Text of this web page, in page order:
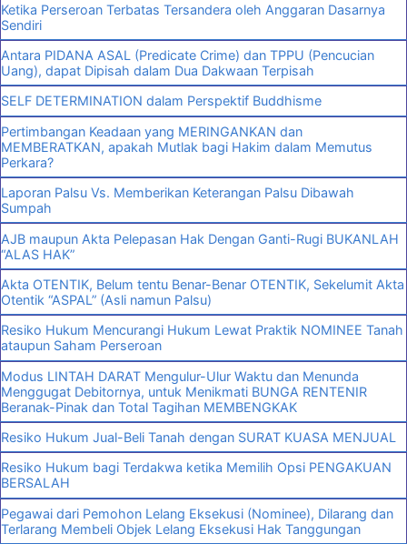
Ketika Perseroan Terbatas Tersandera oleh Anggaran Dasarnya
Sendiri
Antara PIDANA ASAL (Predicate Crime) dan TPPU (Pencucian
Uang), dapat Dipisah dalam Dua Dakwaan Terpisah
SELF DETERMINATION dalam Perspektif Buddhisme
Pertimbangan Keadaan yang MERINGANKAN dan
MEMBERATKAN, apakah Mutlak bagi Hakim dalam Memutus
Perkara?
Laporan Palsu Vs. Memberikan Keterangan Palsu Dibawah
Sumpah
AJB maupun Akta Pelepasan Hak Dengan Ganti-Rugi BUKANLAH
“ALAS HAK”
Akta OTENTIK, Belum tentu Benar-Benar OTENTIK, Sekelumit Akta
Otentik “ASPAL” (Asli namun Palsu)
Resiko Hukum Mencurangi Hukum Lewat Praktik NOMINEE Tanah
ataupun Saham Perseroan
Modus LINTAH DARAT Mengulur-Ulur Waktu dan Menunda
Menggugat Debitornya, untuk Menikmati BUNGA RENTENIR
Beranak-Pinak dan Total Tagihan MEMBENGKAK
Resiko Hukum Jual-Beli Tanah dengan SURAT KUASA MENJUAL
Resiko Hukum bagi Terdakwa ketika Memilih Opsi PENGAKUAN
BERSALAH
Pegawai dari Pemohon Lelang Eksekusi (Nominee), Dilarang dan
Terlarang Membeli Objek Lelang Eksekusi Hak Tanggungan